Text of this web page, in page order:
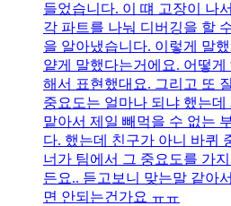
들었습니다. 이 떄 고장이 나
각 파트를 나눠 디버깅을 할
을 알아냈습니다. 이렇게 말
얕게 말했다는거에요. 어떻
해서 표현했대요. 그리고 또
중요도는 얼마나 되냐 했는
맡아서 제일 빼먹을 수 없는
다. 했는데 친구가 아니 바퀴
너가 팀에서 그 중요도를 가
든요.. 듣고보니 맞는말 같아
면 안되는건가요 ㅠㅠ